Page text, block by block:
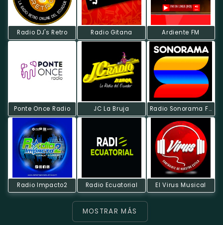
Radio DJ's Retro Radio Gitana Ardiente FM
Ponte Once Radio JC La Bruja Radio Sonorama FM
Radio Impacto2 Radio Ecuatorial El Virus Musical
MOSTRAR MÁS